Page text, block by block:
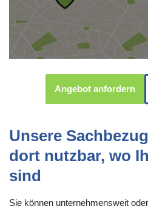
Angebot anfordern
Unsere
dort nutzbar, wo
sind
Sie können unternehmensweit